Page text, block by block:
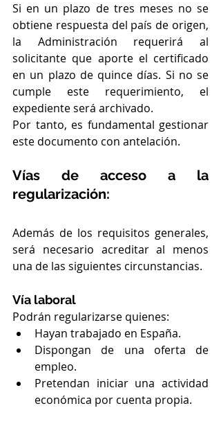
Si en un plazo de tres meses no se
obtiene respuesta del país de origen,
la Administración requerirá al
solicitante que aporte el certificado
en un plazo de quince días. Si no se
cumple este requerimiento, el
expediente será archivado.
Por tanto, es fundamental gestionar
este documento con antelación.
Vías de acceso a la
regularización:
Además de los requisitos generales,
será necesario acreditar al menos
una de las siguientes circunstancias.
Vía laboral
Podrán regularizarse quienes:
Hayan trabajado en España.
Dispongan de una oferta de
empleo.
Pretendan iniciar una actividad
económica por cuenta propia.